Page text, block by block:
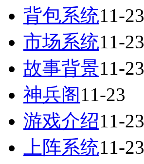
背包系统11-23
市场系统11-23
故事背景11-23
神兵阁11-23
游戏介绍11-23
上阵系统11-23